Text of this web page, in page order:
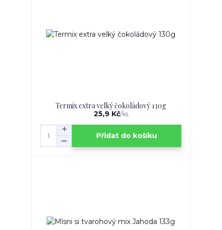
Termix extra velký čokoládový 130g
25,9 Kč/ks
Přidat do košíku